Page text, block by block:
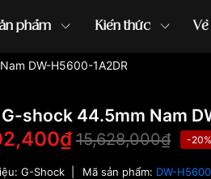
phẩm Kiến thức
DW-H5600-1A2DR
shock 44.5mm Nam
15,628,000₫ -20%
G-Shock Mã sản phẩm: DW-